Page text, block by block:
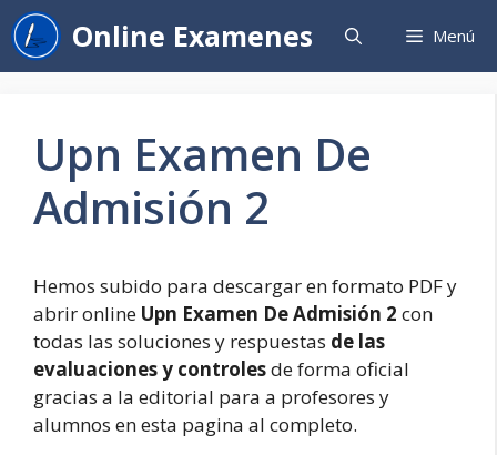
Saltar
al
contenido
Online Examenes Menú
Upn Examen De
Admisión 2
Hemos subido para descargar en formato PDF y
abrir online Upn Examen De Admisión 2 con
todas las soluciones y respuestas de las
evaluaciones y controlesde forma oficial
gracias a la editorial para a profesores y
alumnos en esta pagina al completo.